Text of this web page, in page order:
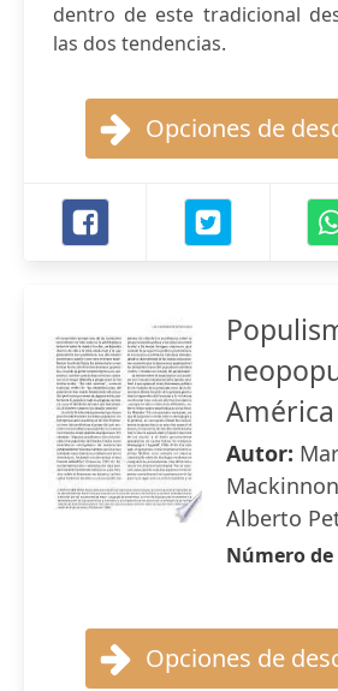
dentro de este tradicional
las dos tendencias.
Opciones de
Autor:
Alberto
Número
Opciones de